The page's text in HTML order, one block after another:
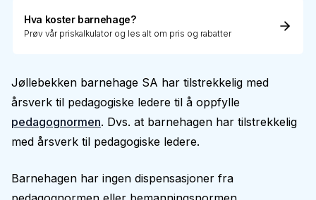
Hva koster barnehage?
Prøv vår priskalkulator og les alt om pris og rabatter
Jøllebekken barnehage SA har tilstrekkelig med
årsverk til pedagogiske ledere til å oppfylle
pedagognormen. Dvs. at barnehagen har tilstrekkelig
med årsverk til pedagogiske ledere.
Barnehagen har ingen dispensasjoner fra